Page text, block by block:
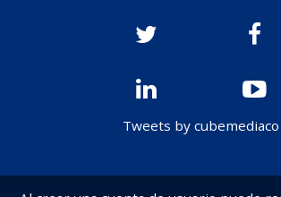
Tweets by cubemediaco